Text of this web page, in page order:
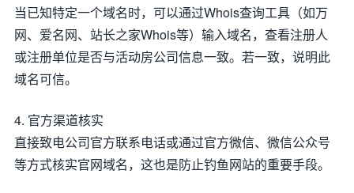
当已知特定一个域名时，可以通过Whois查询工具（如万
网、爱名网、站长之家Whois等）输入域名，查看注册人
或注册单位是否与活动房公司信息一致。若一致，说明此
域名可信。
4. 官方渠道核实
直接致电公司官方联系电话或通过官方微信、微信公众号
等方式核实官网域名，这也是防止钓鱼网站的重要手段。